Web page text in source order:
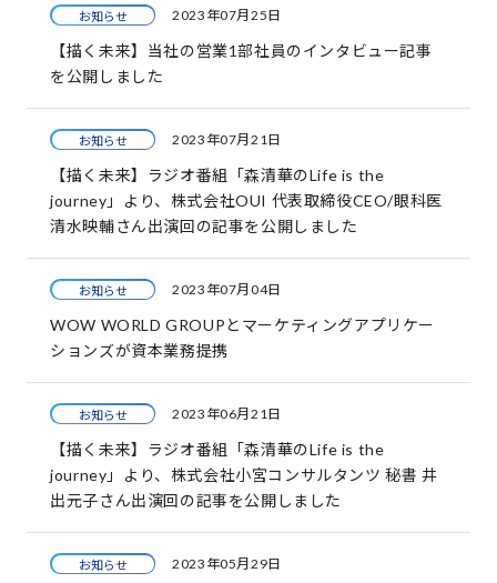
お知らせ 2023年07月25日
【描く未来】当社の営業1部社員のインタビュー記事
を公開しました
お知らせ 2023年07月21日
【描く未来】ラジオ番組「森清華のLife is the
journey」より、株式会社OUI 代表取締役CEO/眼科医
清水映輔さん出演回の記事を公開しました
お知らせ 2023年07月04日
WOW WORLD GROUPとマーケティングアプリケー
ションズが資本業務提携
お知らせ 2023年06月21日
【描く未来】ラジオ番組「森清華のLife is the
journey」より、株式会社小宮コンサルタンツ 秘書 井
出元子さん出演回の記事を公開しました
お知らせ 2023年05月29日